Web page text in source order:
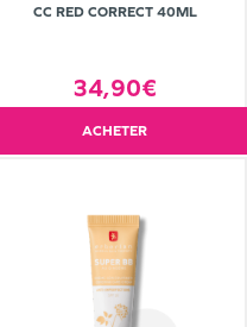
CC RED CORRECT 40ML
34,90€
ACHETER